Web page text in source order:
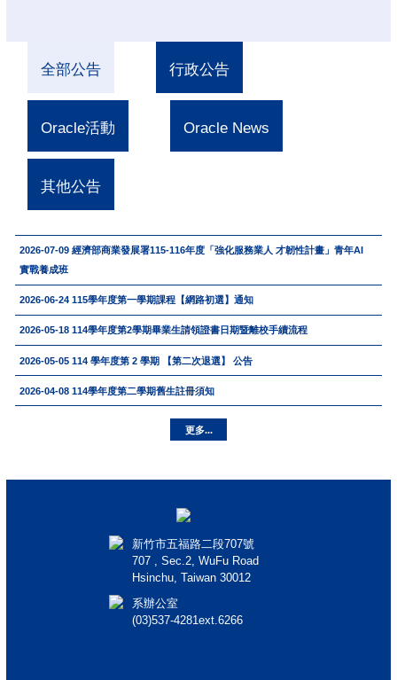
全部公告 行政公告
Oracle活動 Oracle News
其他公告
2026-07-09 經濟部商業發展署115-116年度「強化服務業人 才韌性計畫」青年AI
實戰養成班
2026-06-24 115學年度第一學期課程【網路初選】通知
2026-05-18 114學年度第2學期畢業生請領證書日期暨離校手續流程
2026-05-05 114 學年度第 2 學期 【第二次退選】 公告
2026-04-08 114學年度第二學期舊生註冊須知
更多...
新竹市五福路二段707號
707 , Sec.2, WuFu Road
Hsinchu, Taiwan 30012
系辦公室
(03)537-4281ext.6266